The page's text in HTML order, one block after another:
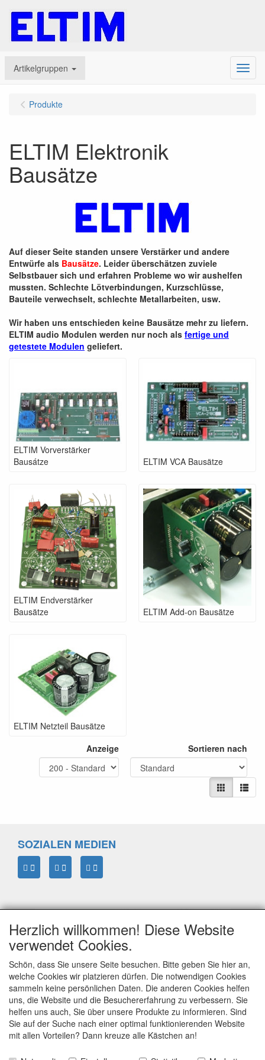
Artikelgruppen Menu
Produkte
ELTIM Elektronik
Bausätze
Auf dieser Seite standen unsere Verstärker und andere
Entwürfe als Bausätze. Leider überschätzen zuviele
Selbstbauer sich und erfahren Probleme wo wir aushelfen
mussten. Schlechte Lötverbindungen, Kurzschlüsse,
Bauteile verwechselt, schlechte Metallarbeiten, usw.
Wir haben uns entschieden keine Bausätze mehr zu liefern.
ELTIM audio Modulen werden nur noch als fertige und
getestete Modulen geliefert.
ELTIM Vorverstärker
Bausátze
ELTIM VCA Bausätze
ELTIM Endverstärker
Bausätze
ELTIM Add-on Bausätze
ELTIM Netzteil Bausätze
Anzeige
Sortieren nach
SOZIALEN MEDIEN
ELTIM
Eenrummerweg 5
9961PC Mensingeweer, Netherlands
Herzlich willkommen! Diese Website
verwendet Cookies.
Schön, dass Sie unsere Seite besuchen. Bitte geben Sie hier an,
welche Cookies wir platzieren dürfen. Die notwendigen Cookies
sammeln keine persönlichen Daten. Die anderen Cookies helfen
uns, die Website und die Besuchererfahrung zu verbessern. Sie
helfen uns auch, Sie über unsere Produkte zu informieren. Sind
Sie auf der Suche nach einer optimal funktionierenden Website
mit allen Vorteilen? Dann kreuze alle Kästchen an!